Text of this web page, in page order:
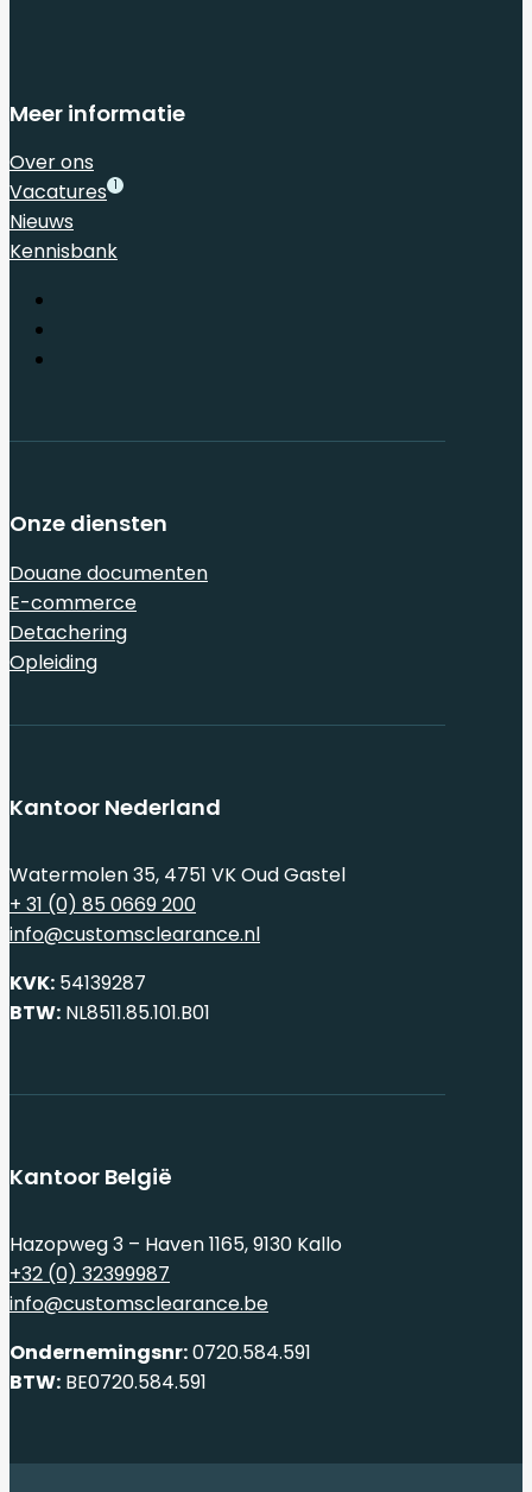
Meer informatie
Over ons
Vacatures 1
Nieuws
Kennisbank
Onze diensten
Douane documenten
E-commerce
Detachering
Opleiding
Kantoor Nederland
Watermolen 35, 4751 VK Oud Gastel
+ 31 (0) 85 0669 200
info@customsclearance.nl
KVK: 54139287
BTW: NL8511.85.101.B01
Kantoor België
Hazopweg 3 – Haven 1165, 9130 Kallo
+32 (0) 32399987
info@customsclearance.be
Ondernemingsnr:0720.584.591
BTW: BE0720.584.591